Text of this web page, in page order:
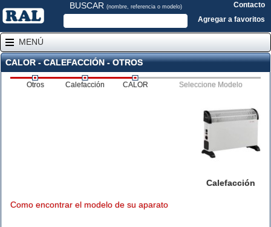
BUSCAR (nombre, referencia o modelo)
Contacto
Agregar a favoritos
MENÚ
CALOR - CALEFACCIÓN - OTROS
Otros Calefacción CALOR Seleccione Modelo
Calefacción
Como encontrar el modelo de su aparato